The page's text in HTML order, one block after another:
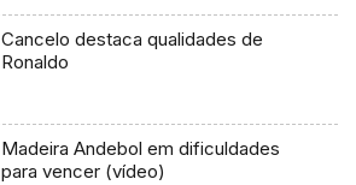
Cancelo destaca qualidades de
Ronaldo
Madeira Andebol em dificuldades
para vencer (vídeo)